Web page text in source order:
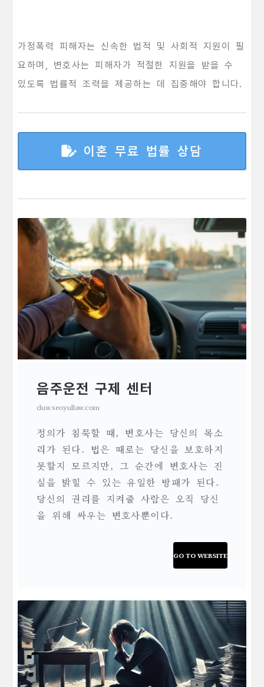
가정폭력 피해자는 신속한 법적 및 사회적 지원이 필
요하며, 변호사는 피해자가 적절한 지원을 받을 수
있도록 법률적 조력을 제공하는 데 집중해야 합니다.
이혼 무료 법률 상담
음주운전 구제 센터
duw.seoyullaw.com
정의가 침묵할 때, 변호사는 당신의 목소
리가 된다. 법은 때로는 당신을 보호하지
못할지 모르지만, 그 순간에 변호사는 진
실을 밝힐 수 있는 유일한 방패가 된다.
당신의 권리를 지켜줄 사람은 오직 당신
을 위해 싸우는 변호사뿐이다.
GO TO WEBSITE